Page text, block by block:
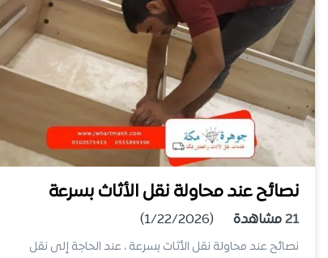
نصائح عند محاولة نقل الأثاث بسرعة
21 مشاهدة (1/22/2026)
نصائح عند محاولة نقل الأثاث بسرعة ، عند الحاجة إلى نقل